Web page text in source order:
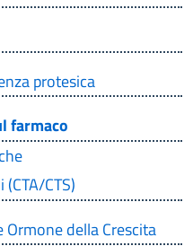
protesica
farmaco
CTS)
della Crescita